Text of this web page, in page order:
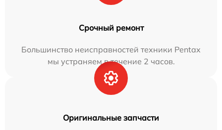
Срочный ремонт
Большинство неисправностей техники Pentax
мы устраняем в течение 2 часов.
Оригинальные запчасти